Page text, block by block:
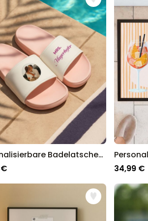
Spritz Glas mit
16,99 €
Personalisierbar
Maritim mit Text
34,99 €
Personalisierbar
Personalisierbare
Pizzeria mit
29,99 €
auf einen Blick:
schließlich sind wir seit über
Personalisierbare Badelatschen mit Foto und Text
34,99 €